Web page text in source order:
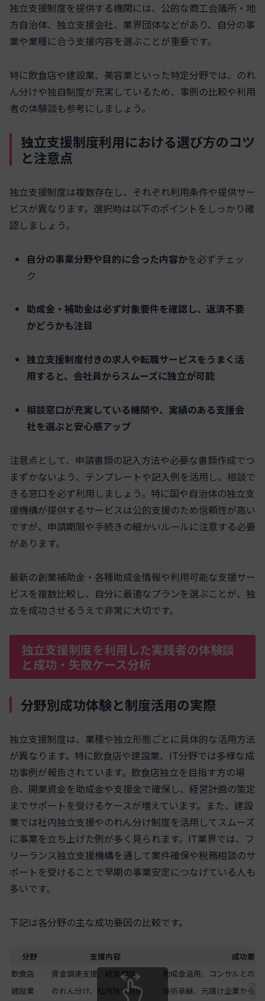
独立支援制度を提供する機関には、公的な商工会議所・地
方自治体、独立支援会社、業界団体などがあり、自分の事
業や業種に合う支援内容を選ぶことが重要です。
特に飲食店や建設業、美容業といった特定分野では、のれ
ん分けや独自制度が充実しているため、事例の比較や利用
者の体験談も参考にしましょう。
独立支援制度利用における選び方のコツ
と注意点
独立支援制度は複数存在し、それぞれ利用条件や提供サー
ビスが異なります。選択時は以下のポイントをしっかり確
認しましょう。
自分の事業分野や目的に合った内容かを必ずチェッ
ク
助成金・補助金は必ず対象要件を確認し、返済不要
かどうかも注目
独立支援制度付きの求人や転職サービスをうまく活
用すると、会社員からスムーズに独立が可能
相談窓口が充実している機関や、実績のある支援会
社を選ぶと安心感アップ
注意点として、申請書類の記入方法や必要な書類作成でつ
まずかないよう、テンプレートや記入例を活用し、相談で
きる窓口を必ず利用しましょう。特に国や自治体の独立支
援機構が提供するサービスは公的支援のため信頼性が高い
ですが、申請期限や手続きの細かいルールに注意する必要
があります。
最新の創業補助金・各種助成金情報や利用可能な支援サー
ビスを複数比較し、自分に最適なプランを選ぶことが、独
立を成功させるうえで非常に大切です。
独立支援制度を利用した実践者の体験談
と成功・失敗ケース分析
分野別成功体験と制度活用の実際
独立支援制度は、業種や独立形態ごとに具体的な活用方法
が異なります。特に飲食店や建設業、IT分野では多様な成
功事例が報告されています。飲食店独立を目指す方の場
合、開業資金を助成金や支援金で確保し、経営計画の策定
までサポートを受けるケースが増えています。また、建設
業では社内独立支援やのれん分け制度を活用してスムーズ
に事業を立ち上げた例が多く見られます。IT業界では、フ
リーランス独立支援機構を通して案件確保や税務相談のサ
ポートを受けることで早期の事業安定につなげている人も
多いです。
下記は各分野の主な成功要因の比較です。
分野 支援内容
成功要因
飲食店
資金調達支援、経営相談
助成金活用、コンサルとの
建設業
のれん分け、社内独立制度 技術承継、元請け企業から